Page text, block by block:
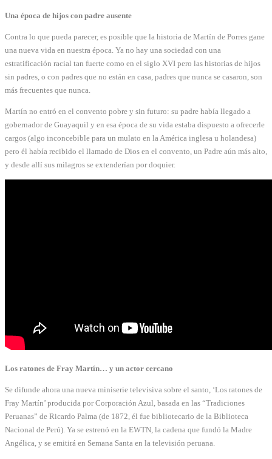
Una época de hijos con padre ausente
Contra lo que pueda parecer, es posible que la historia de Martín de Porres gane
una nueva vida en nuestra época. Ya no hay una sociedad con una
estratificación racial tan fuerte como en el siglo XVI pero las historias de hijos
sin padres, o con padres que no están en casa, padres que nunca se casaron, son
más frecuentes que nunca.
Martín no entró en el convento pobre y sin futuro: su padre había llegado a
gobernador de Guayaquil y en esa época de su vida estaba dispuesto a ofrecerle
cargos (algo inconcebible para un mulato en la América inglesa u holandesa)
pero él había recibido el llamado de Dios en el convento, un Padre aún más alto,
y desde allí sus milagros se extenderían por doquier.
Los ratones de Fray Martín… y un actor cercano
Se difunde ahora una nueva miniserie televisiva sobre el santo, ‘Los ratones de
Fray Martín’ producida por Corporación Azul, basada en las “Tradiciones
Peruanas” de Ricardo Palma (de 1872, él fue bibliotecario de la Biblioteca
Nacional de Perú). Ya se estrenó en la EWTN, la cadena que fundó la Madre
Angélica, y se emitirá en Semana Santa en la televisión peruana.